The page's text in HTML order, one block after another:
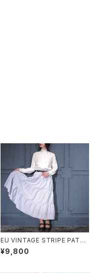
EU VINTAGE STRIPE PATTE
RNED COTTON LONG SKIR
T/ヨーロッパ古着ストライプ柄
¥9,800